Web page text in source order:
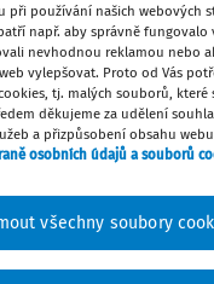
člověka?
ochrany
do
Vydáno:12. 5. 2021 / 20
při používání našich webových
např. aby správně fungovalo
nevhodnou reklamou nebo
vylepšovat. Proto od Vás
tj. malých souborů, které
děkujeme za udělení
a přizpůsobení obsahu
osobních údajů a souborů
všechny soubory